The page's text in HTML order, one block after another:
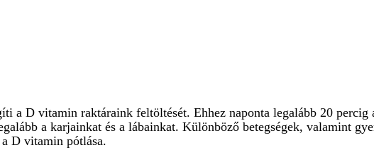
a D vitamin raktáraink feltöltését. Ehhez naponta legalább 20
a karjainkat és a lábainkat. Különböző betegségek, valamint
D vitamin pótlása.